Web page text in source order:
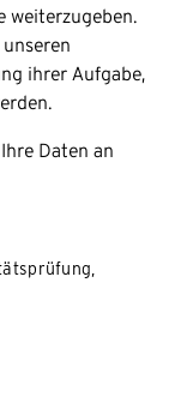
weiterzugeben.
ihrer Aufgabe,
Daten an